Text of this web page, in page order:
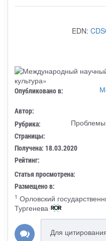
EDN:
Опубликовано в:
Автор:
Рубрика: Проблемы
Страницы:
Получена: 18.03.2020
Рейтинг:
Статья просмотрена:
Размещено в:
1 Орловский
Тургенева
Для